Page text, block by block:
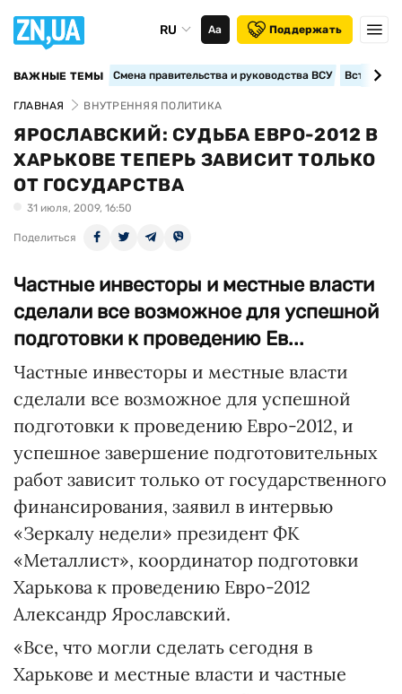
RU Аа Поддержать
ВАЖНЫЕ ТЕМЫ Смена правительства и руководства ВСУ
ГЛАВНАЯ ВНУТРЕННЯЯ ПОЛИТИКА
ЯРОСЛАВСКИЙ: СУДЬБА ЕВРО-2012 В
ХАРЬКОВЕ ТЕПЕРЬ ЗАВИСИТ ТОЛЬКО
ОТ ГОСУДАРСТВА
31 июля, 2009, 16:50
Поделиться
Частные инвесторы и местные власти
сделали все возможное для успешной
подготовки к проведению Ев...
Частные инвесторы и местные власти
сделали все возможное для успешной
подготовки к проведению Евро-2012, и
успешное завершение подготовительных
работ зависит только от государственного
финансирования, заявил в интервью
«Зеркалу недели» президент ФК
«Металлист», координатор подготовки
Харькова к проведению Евро-2012
Александр Ярославский.
«Все, что могли сделать сегодня в
Харькове и местные власти и частные